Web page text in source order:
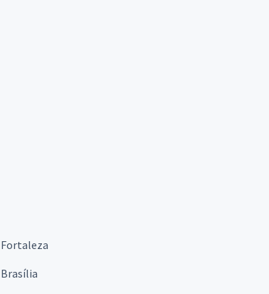
Fortaleza
Brasília